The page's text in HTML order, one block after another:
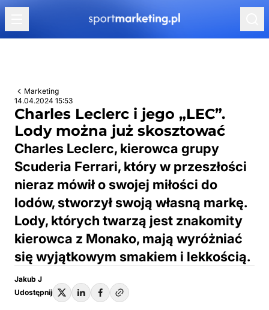
Przejdź do treści
Marketing
14.04.2024 15:53
Charles Leclerc i jego „LEC”.
Lody można już skosztować
Charles Leclerc, kierowca grupy
Scuderia Ferrari, który w przeszłości
nieraz mówił o swojej miłości do
lodów, stworzył swoją własną markę.
Lody, których twarzą jest znakomity
kierowca z Monako, mają wyróżniać
się wyjątkowym smakiem i lekkością.
Jakub J
Udostępnij